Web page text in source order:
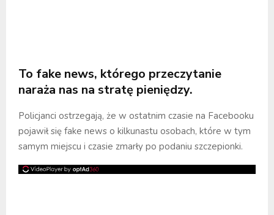
To fake news, którego przeczytanie
naraża nas na stratę pieniędzy.
Policjanci ostrzegają, że w ostatnim czasie na Facebooku
pojawił się fake news o kilkunastu osobach, które w tym
samym miejscu i czasie zmarły po podaniu szczepionki.